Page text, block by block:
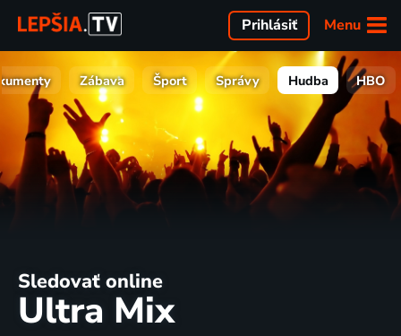
Menu
Prihlásiť
Zábava Šport Správy Hudba HBO
Sledovať online
Ultra Mix